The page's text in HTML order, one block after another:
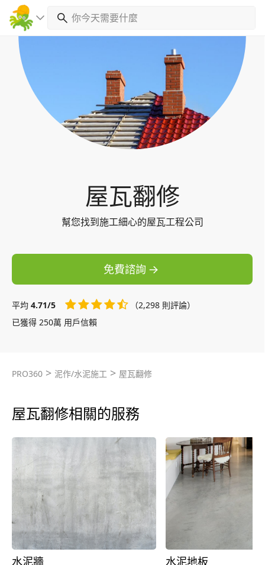
屋瓦翻修
幫您找到施工細心的屋瓦工程公司
免費諮詢
平均 4.71/5
（2,298 則評論）
已獲得 250萬 用戶信賴
PRO360 > 泥作/水泥施工 > 屋瓦翻修
屋瓦翻修相關的服務
水泥牆 水泥地板